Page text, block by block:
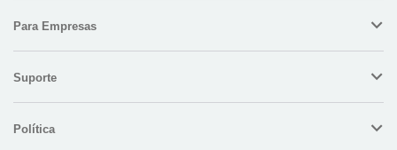
Para Empresas
Suporte
Política